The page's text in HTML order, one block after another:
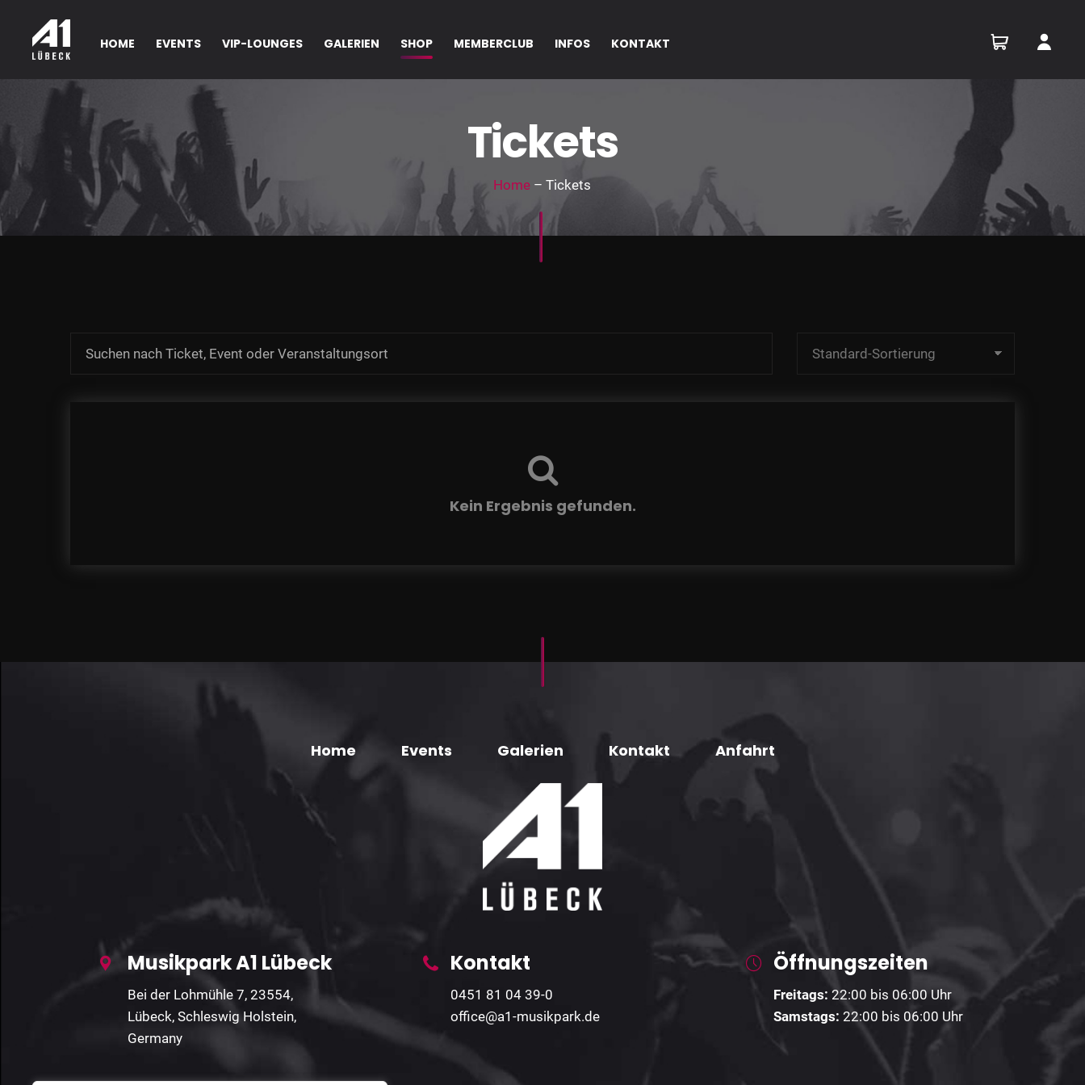
HOME EVENTS VIP-LOUNGES GALERIEN SHOP MEMBERCLUB INFOS KONTAKT
Tickets
Home – Tickets
Kein Ergebnis gefunden.
Home Events Galerien Kontakt Anfahrt
Musikpark A1 Lübeck
Bei der Lohmühle 7, 23554,
Lübeck, Schleswig Holstein,
Germany
Kontakt
0451 81 04 39-0
office@a1-musikpark.de
Öffnungszeiten
Freitags: 22:00 bis 06:00 Uhr
Samstags: 22:00 bis 06:00 Uhr